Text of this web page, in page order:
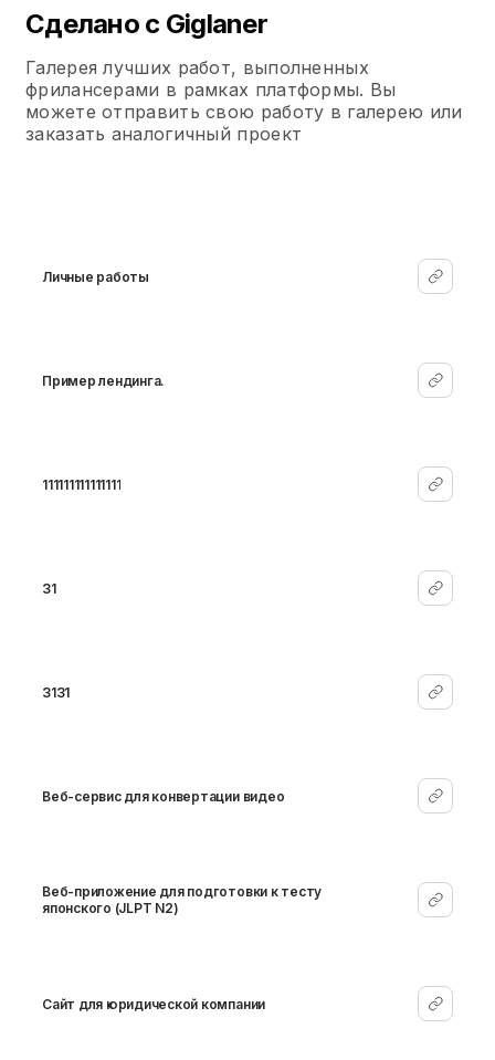
Сделано с Giglaner
Галерея лучших работ, выполненных
фрилансерами в рамках платформы. Вы
можете отправить свою работу в галерею или
заказать аналогичный проект
Личные работы
Пример лендинга.
111111111111111
31
3131
Веб-сервис для конвертации видео
Веб-приложение для подготовки к тесту
японского (JLPT N2)
Сайт для юридической компании